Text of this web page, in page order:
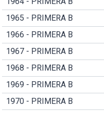
1965 - PRIMERA B
1966 - PRIMERA B
1967 - PRIMERA B
1968 - PRIMERA B
1969 - PRIMERA B
1970 - PRIMERA B